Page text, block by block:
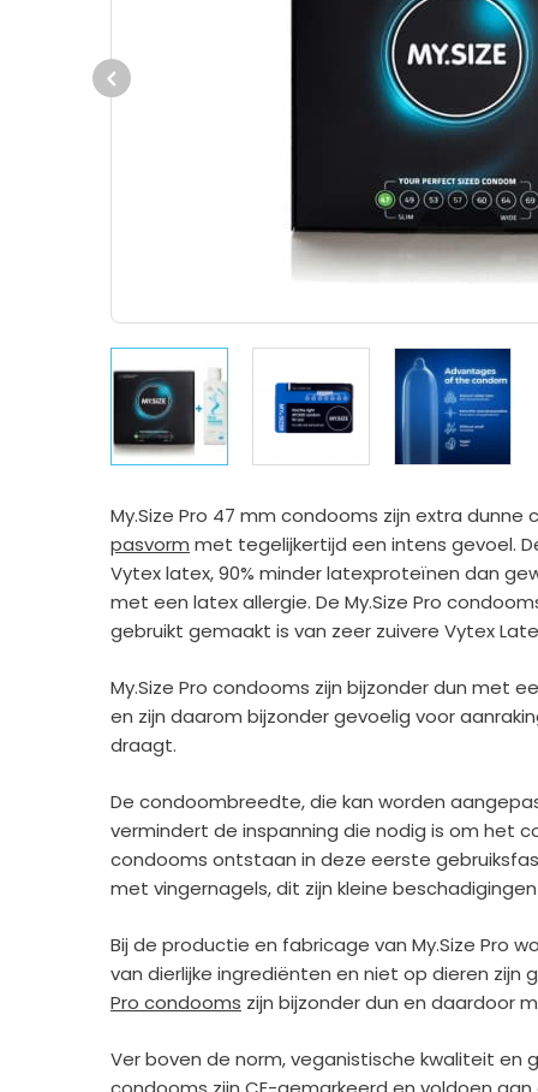
Previous
My.Size Pro 47 mm condooms zijn extra
pasvorm met tegelijkertijd een intens gevoel.
Vytex latex, 90% minder latexproteïnen dan
met een latex allergie. De My.Size Pro
gebruikt gemaakt is van zeer zuivere Vytex
My.Size Pro condooms zijn bijzonder dun met
en zijn daarom bijzonder gevoelig voor
draagt.
De condoombreedte, die kan worden
vermindert de inspanning die nodig is om het
condooms ontstaan in deze eerste
met vingernagels, dit zijn kleine
Bij de productie en fabricage van My.Size Pro
van dierlijke ingrediënten en niet op dieren zijn
Pro condooms zijn bijzonder dun en daardoor
Ver boven de norm, veganistische kwaliteit en